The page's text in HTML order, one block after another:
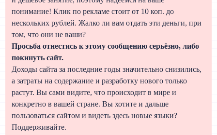
понимание! Клик по рекламе стоит от 10 коп. до
нескольких рублей. Жалко ли вам отдать эти деньги, при
том, что они не ваши?
Просьба отнестись к этому сообщению серьёзно, либо
покинуть сайт.
Доходы сайта за последние годы значительно снизились,
а затраты на содержание и разработку нового только
растут. Вы сами видите, что происходит в мире и
конкретно в вашей стране. Вы хотите и дальше
пользоваться сайтом и видеть здесь новые языки?
Поддерживайте.